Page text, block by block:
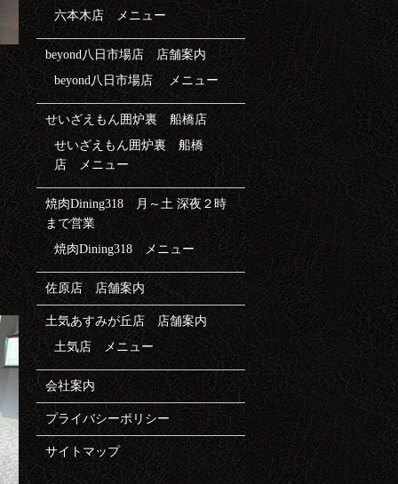
六本木店 メニュー
beyond八日市場店 店舗案内
beyond八日市場店 メニュー
せいざえもん囲炉裏 船橋店
せいざえもん囲炉裏 船橋
店 メニュー
焼肉Dining318 月～土 深夜２時
まで営業
焼肉Dining318 メニュー
佐原店 店舗案内
土気あすみが丘店 店舗案内
土気店 メニュー
会社案内
プライバシーポリシー
サイトマップ